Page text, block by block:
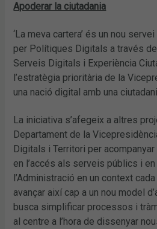
Apoderar la ciutadania
‘La meva cartera’ és un nou
per Polítiques Digitals a través
Serveis Digitals i Experiència
l’estratègia prioritària de la
una nació digital amb una
La iniciativa s’afegeix a altres
Departament de la
Digitals i Territori per
en l’accés als serveis públics i
l’Administració en un context
avançar així cap a un nou model
busca simplificar processos i
al centre a l’hora de dissenyar